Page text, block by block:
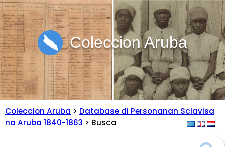
Coleccion Aruba
Coleccion Aruba > Database di Personanan Sclavisa
na Aruba 1840-1863 > Busca